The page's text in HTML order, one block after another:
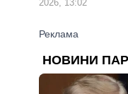
2026, 13:02